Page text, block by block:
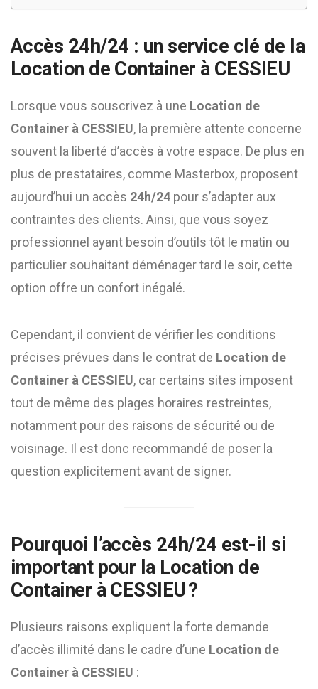
Accès 24h/24 : un service clé de la
Location de Container à CESSIEU
Lorsque vous souscrivez à une Location de
Container à CESSIEU, la première attente concerne
souvent la liberté d’accès à votre espace. De plus en
plus de prestataires, comme Masterbox, proposent
aujourd’hui un accès 24h/24 pour s’adapter aux
contraintes des clients. Ainsi, que vous soyez
professionnel ayant besoin d’outils tôt le matin ou
particulier souhaitant déménager tard le soir, cette
option offre un confort inégalé.
Cependant, il convient de vérifier les conditions
précises prévues dans le contrat de Location de
Container à CESSIEU, car certains sites imposent
tout de même des plages horaires restreintes,
notamment pour des raisons de sécurité ou de
voisinage. Il est donc recommandé de poser la
question explicitement avant de signer.
Pourquoi l’accès 24h/24 est-il si
important pour la Location de
Container à CESSIEU?
Plusieurs raisons expliquent la forte demande
d’accès illimité dans le cadre d’une Location de
Container à CESSIEU :